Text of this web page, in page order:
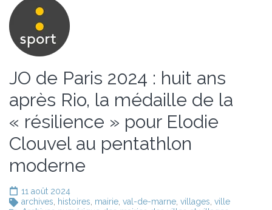
JO de Paris 2024 : huit ans
après Rio, la médaille de la
« résilience » pour Elodie
Clouvel au pentathlon
moderne
11 août 2024
archives
histoires mairie val-de-marne villages ville